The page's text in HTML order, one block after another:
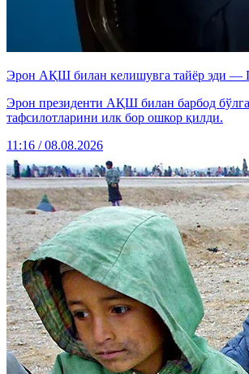
Эрон АҚШ билан келишувга тайёр эди —
Эрон президенти АҚШ билан барбод
тафсилотларини илк бор ошкор қилди.
11:16 / 08.08.2026